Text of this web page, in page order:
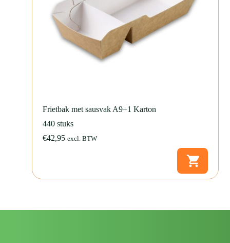
Frietbak met sausvak A9+1 Karton
440 stuks
€42,95 excl. BTW